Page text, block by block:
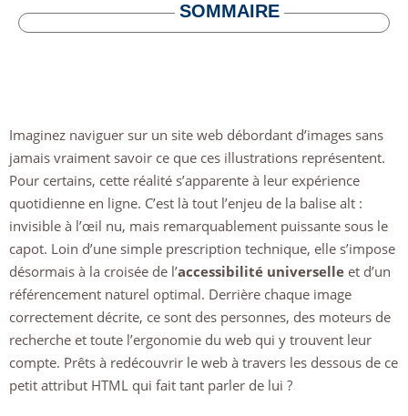
SOMMAIRE
Imaginez naviguer sur un site web débordant d’images sans
jamais vraiment savoir ce que ces illustrations représentent.
Pour certains, cette réalité s’apparente à leur expérience
quotidienne en ligne. C’est là tout l’enjeu de la balise alt :
invisible à l’œil nu, mais remarquablement puissante sous le
capot. Loin d’une simple prescription technique, elle s’impose
désormais à la croisée de l’accessibilité universelle et d’un
référencement naturel optimal. Derrière chaque image
correctement décrite, ce sont des personnes, des moteurs de
recherche et toute l’ergonomie du web qui y trouvent leur
compte. Prêts à redécouvrir le web à travers les dessous de ce
petit attribut HTML qui fait tant parler de lui ?